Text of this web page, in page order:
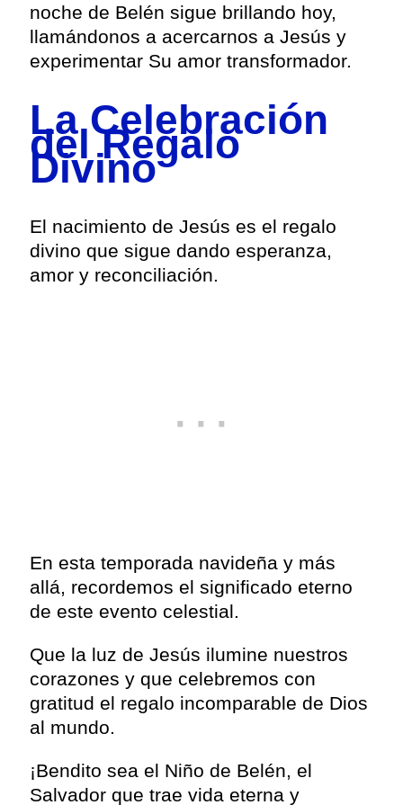
noche de Belén sigue brillando hoy,
llamándonos a acercarnos a Jesús y
experimentar Su amor transformador.
La Celebración
del Regalo
Divino
El nacimiento de Jesús es el regalo
divino que sigue dando esperanza,
amor y reconciliación.
En esta temporada navideña y más
allá, recordemos el significado eterno
de este evento celestial.
Que la luz de Jesús ilumine nuestros
corazones y que celebremos con
gratitud el regalo incomparable de Dios
al mundo.
¡Bendito sea el Niño de Belén, el
Salvador que trae vida eterna y